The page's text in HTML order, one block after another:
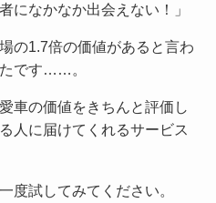
になかなか出会えない！」
の1.7倍の価値があると言わ
です……。
車の価値をきちんと評価し
人に届けてくれるサービス
度試してみてください。